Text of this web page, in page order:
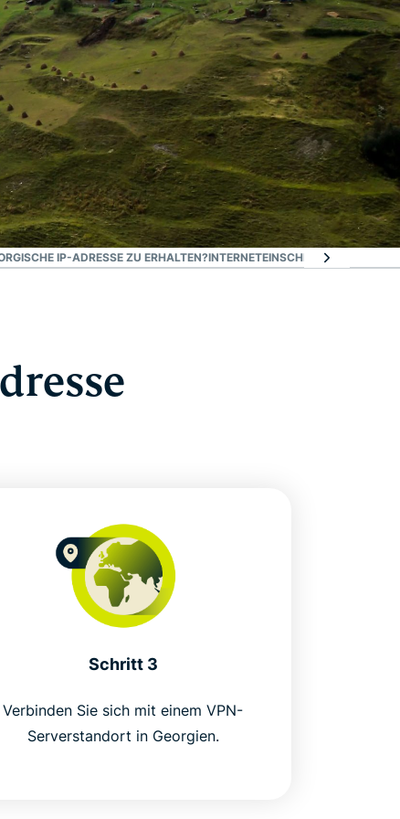
IP-ADRESSE ZU ERHALTEN?INTERNETEINSCHRÄNKUNGEN IN
Schritt 3
Verbinden Sie sich mit einem VPN-
Serverstandort in Georgien.